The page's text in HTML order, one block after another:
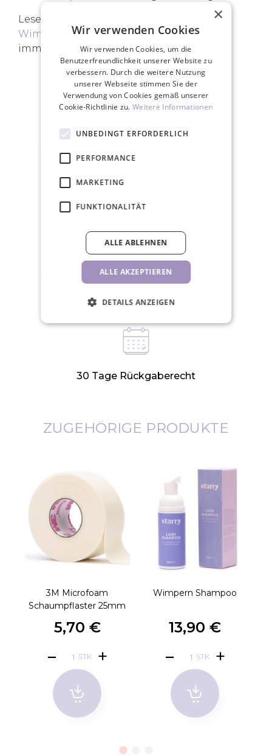
Lesen Sie mehr darüber, warum
Fertige
Wimpernfächerbei Wimpernkünstlern
immer beliebter werden.
IHRE VORTEILE
Kostenloser Versand bei Bestellungen
Wir versenden an Werktagen innerhalb
30 Tage Rückgaberecht
ZUGEHÖRIGE PRODUKTE
3M Microfoam
Schaumpflaster 25mm
5,70 €
STK
Wimpern Shampoo
13,90 €
STK
×
Wir verwenden Cookies
Wir verwenden Cookies, um die
Benutzerfreundlichkeit unserer Website zu
verbessern. Durch die weitere Nutzung
unserer Webseite stimmen Sie der
Verwendung von Cookies gemäß unserer
Cookie-Richtlinie zu.Weitere Informationen
UNBEDINGT ERFORDERLICH
PERFORMANCE
MARKETING
FUNKTIONALITÄT
ALLE AKZEPTIEREN
ALLE ABLEHNEN
DETAILS ANZEIGEN